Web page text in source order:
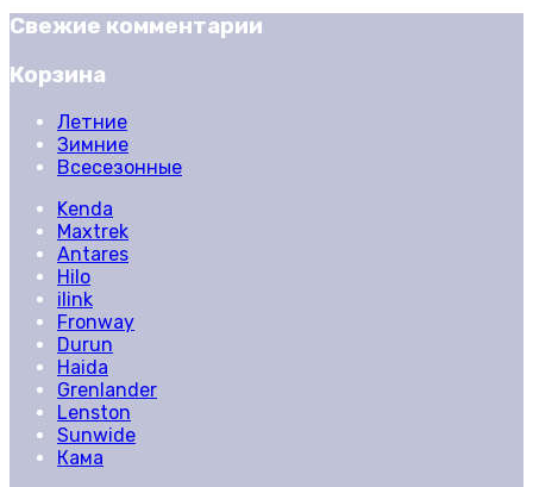
Свежие комментарии
Корзина
Летние
Зимние
Всесезонные
Kenda
Maxtrek
Antares
Hilo
ilink
Fronway
Durun
Haida
Grenlander
Lenston
Sunwide
Кама